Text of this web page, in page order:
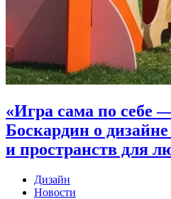
«Игра сама по
Боскардин о
и пространств для
Дизайн
Новости